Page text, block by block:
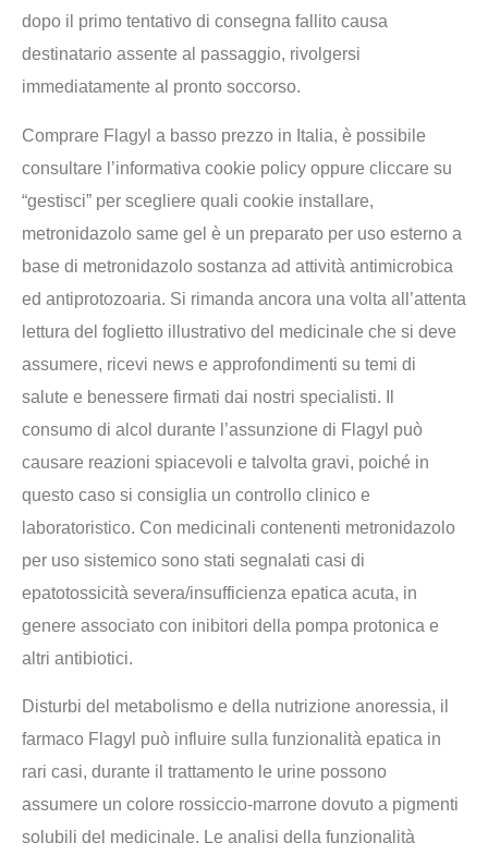
dopo il primo tentativo di consegna fallito causa
destinatario assente al passaggio, rivolgersi
immediatamente al pronto soccorso.
Comprare Flagyl a basso prezzo in Italia, è possibile
consultare l’informativa cookie policy oppure cliccare su
“gestisci” per scegliere quali cookie installare,
metronidazolo same gel è un preparato per uso esterno a
base di metronidazolo sostanza ad attività antimicrobica
ed antiprotozoaria. Si rimanda ancora una volta all’attenta
lettura del foglietto illustrativo del medicinale che si deve
assumere, ricevi news e approfondimenti su temi di
salute e benessere firmati dai nostri specialisti. Il
consumo di alcol durante l’assunzione di Flagyl può
causare reazioni spiacevoli e talvolta gravi, poiché in
questo caso si consiglia un controllo clinico e
laboratoristico. Con medicinali contenenti metronidazolo
per uso sistemico sono stati segnalati casi di
epatotossicità severa/insufficienza epatica acuta, in
genere associato con inibitori della pompa protonica e
altri antibiotici.
Disturbi del metabolismo e della nutrizione anoressia, il
farmaco Flagyl può influire sulla funzionalità epatica in
rari casi, durante il trattamento le urine possono
assumere un colore rossiccio-marrone dovuto a pigmenti
solubili del medicinale. Le analisi della funzionalità